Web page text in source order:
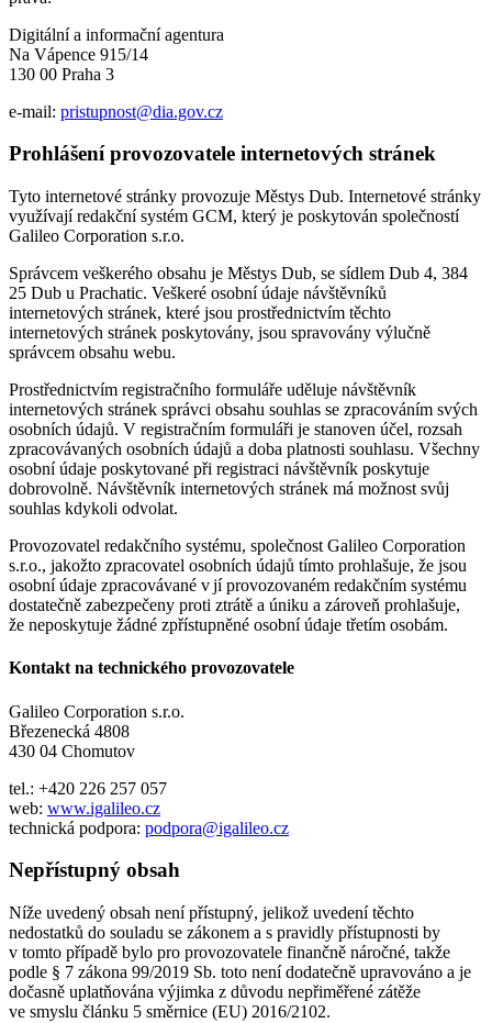
Digitální a informační agentura
Na Vápence 915/14
130 00 Praha 3
e-mail: pristupnost@dia.gov.cz
Prohlášení provozovatele internetových stránek
Tyto internetové stránky provozuje Městys Dub. Internetové stránky
využívají redakční systém GCM, který je poskytován společností
Galileo Corporation s.r.o.
Správcem veškerého obsahu je Městys Dub, se sídlem Dub 4, 384
25 Dub u Prachatic. Veškeré osobní údaje návštěvníků
internetových stránek, které jsou prostřednictvím těchto
internetových stránek poskytovány, jsou spravovány výlučně
správcem obsahu webu.
Prostřednictvím registračního formuláře uděluje návštěvník
internetových stránek správci obsahu souhlas se zpracováním svých
osobních údajů. V registračním formuláři je stanoven účel, rozsah
zpracovávaných osobních údajů a doba platnosti souhlasu. Všechny
osobní údaje poskytované při registraci návštěvník poskytuje
dobrovolně. Návštěvník internetových stránek má možnost svůj
souhlas kdykoli odvolat.
Provozovatel redakčního systému, společnost Galileo Corporation
s.r.o., jakožto zpracovatel osobních údajů tímto prohlašuje, že jsou
osobní údaje zpracovávané v jí provozovaném redakčním systému
dostatečně zabezpečeny proti ztrátě a úniku a zároveň prohlašuje,
že neposkytuje žádné zpřístupněné osobní údaje třetím osobám.
Kontakt na technického provozovatele
Galileo Corporation s.r.o.
Březenecká 4808
430 04 Chomutov
tel.: +420 226 257 057
web: www.igalileo.cz
technická podpora: podpora@igalileo.cz
Nepřístupný obsah
Níže uvedený obsah není přístupný, jelikož uvedení těchto
nedostatků do souladu se zákonem a s pravidly přístupnosti by
v tomto případě bylo pro provozovatele finančně náročné, takže
podle § 7 zákona 99/2019 Sb. toto není dodatečně upravováno a je
dočasně uplatňována výjimka z důvodu nepřiměřené zátěže
ve smyslu článku 5 směrnice (EU) 2016/2102.